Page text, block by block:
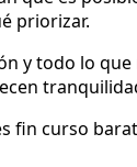
priorizar.
y todo lo
fin curso